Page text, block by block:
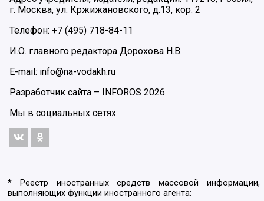
г. Москва, ул. Кржижановского, д.13, кор. 2
Телефон: +7 (495) 718-84-11
И.О. главного редактора Дорохова Н.В.
E-mail: info@na-vodakh.ru
Разработчик сайта – INFOROS 2026
Мы в социальных сетях:
* Реестр иностранных средств массовой информации,
выполняющих функции иностранного агента: